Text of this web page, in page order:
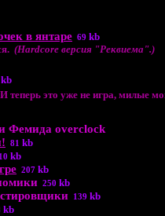
в янтаре 69 kb
(Hardcore версия "Реквиема".)
kb
это уже не игра, милые
overclock
81 kb
kb
207 kb
250 kb
139 kb
kb